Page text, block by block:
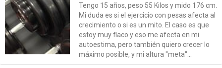
Tengo 15 años, peso 55 Kilos y mido 176 cm.
Mi duda es si el ejercicio con pesas afecta al
crecimiento o si es un mito. El caso es que
estoy muy flaco y eso me afecta en mi
autoestima, pero también quiero crecer lo
máximo posible, y mi altura "meta"...